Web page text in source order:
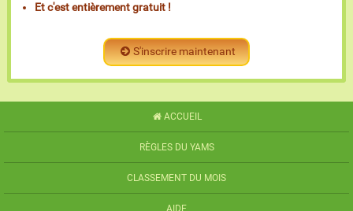
Et c'est entièrement gratuit !
S'inscrire maintenant
ACCUEIL
RÈGLES DU YAMS
CLASSEMENT DU MOIS
AIDE